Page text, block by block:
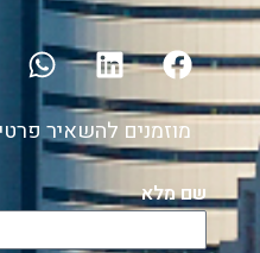
מוזמנים להשאיר
שם מלא